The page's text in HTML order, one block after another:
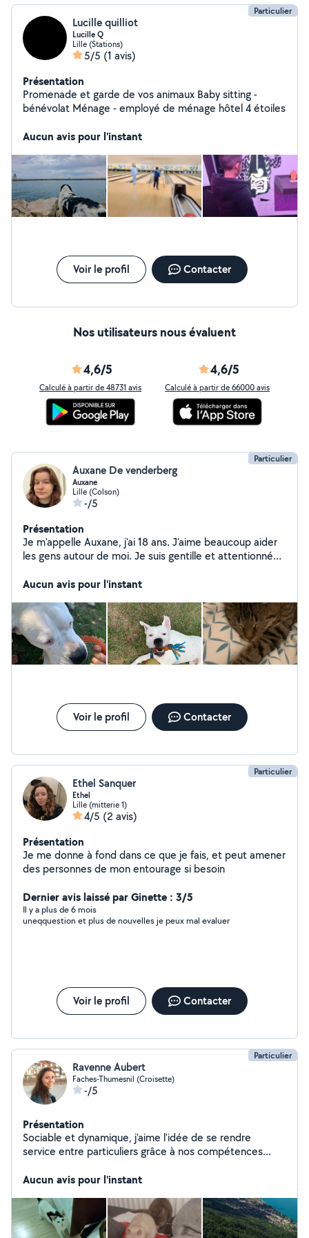
Particulier
Lucille quilliot
Lucille Q
Lille (Stations)
5/5 (1 avis)
Présentation
Promenade et garde de vos animaux Baby sitting -
bénévolat Ménage - employé de ménage hôtel 4 étoiles
Aucun avis pour l'instant
Voir le profil Contacter
Nos utilisateurs nous évaluent
4,6/5
Calculé à partir de 48731 avis
4,6/5
Calculé à partir de 66000 avis
Particulier
Auxane De venderberg
Auxane
Lille (Colson)
-/5
Présentation
Je m'appelle Auxane, j'ai 18 ans. J'aime beaucoup aider
les gens autour de moi. Je suis gentille et attentionnée,
animaux !! Je suis actuellement en formation à SUPVETO
Vétérinaire. Les animaux sont ma passion et mon
quotidien. C'est avec plaisir que je m'occuperais de
votre loulou !
Aucun avis pour l'instant
Voir le profil Contacter
Particulier
Ethel Sanquer
Ethel
Lille (mitterie 1)
4/5 (2 avis)
Présentation
Je me donne à fond dans ce que je fais, et peut amener
des personnes de mon entourage si besoin
Dernier avis laissé par Ginette : 3/5
Il y a plus de 6 mois
uneqquestion et plus de nouvelles je peux mal evaluer
Voir le profil Contacter
Particulier
Ravenne Aubert
Faches-Thumesnil (Croisette)
-/5
Présentation
Sociable et dynamique, j'aime l'idée de se rendre
service entre particuliers grâce à nos compétences
Aucun avis pour l'instant